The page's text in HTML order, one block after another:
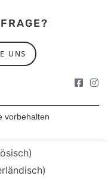
UNS
vorbehalten
)
)